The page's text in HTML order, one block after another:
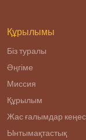
конкретных
Құрылымы
Біз туралы
Әңгіме
Миссия
Құрылым
Жас ғалымдар
Ынтымақтастық